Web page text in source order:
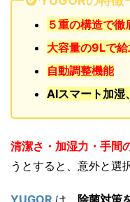
５重の構造で
大容量の9Lで
自動調整機能
AIスマート加湿
清潔さ・加湿力・手間
うとすると、意外と選